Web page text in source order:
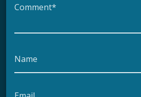
Comment*
Name